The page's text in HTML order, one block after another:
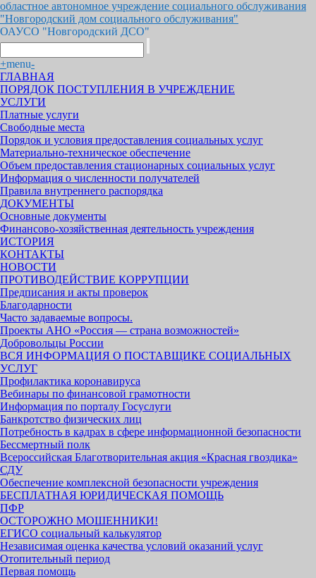
областное автономное учреждение социального обслуживания
"Новгородский дом социального обслуживания"
ОАУСО "Новгородский ДСО"
+menu-
ГЛАВНАЯ
ПОРЯДОК ПОСТУПЛЕНИЯ В УЧРЕЖДЕНИЕ
УСЛУГИ
Платные услуги
Свободные места
Порядок и условия предоставления социальных услуг
Материально-техническое обеспечение
Объем предоставления стационарных социальных услуг
Информация о численности получателей
Правила внутреннего распорядка
ДОКУМЕНТЫ
Основные документы
Финансово-хозяйственная деятельность учреждения
ИСТОРИЯ
КОНТАКТЫ
НОВОСТИ
ПРОТИВОДЕЙСТВИЕ КОРРУПЦИИ
Предписания и акты проверок
Благодарности
Часто задаваемые вопросы.
Проекты АНО «Россия — страна возможностей»
Добровольцы России
ВСЯ ИНФОРМАЦИЯ О ПОСТАВЩИКЕ СОЦИАЛЬНЫХ
УСЛУГ
Профилактика коронавируса
Вебинары по финансовой грамотности
Информация по порталу Госуслуги
Банкротство физических лиц
Потребность в кадрах в сфере информационной безопасности
Бессмертный полк
Всероссийская Благотворительная акция «Красная гвоздика»
СДУ
Обеспечение комплексной безопасности учреждения
БЕСПЛАТНАЯ ЮРИДИЧЕСКАЯ ПОМОЩЬ
ПФР
ОСТОРОЖНО МОШЕННИКИ!
ЕГИСО социальный калькулятор
Независимая оценка качества условий оказаний услуг
Отопительный период
Первая помощь